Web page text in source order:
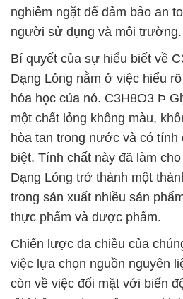
nghiêm ngặt để đảm bảo an
người sử dụng và môi trường.
Bí quyết của sự hiểu biết về
Dạng Lỏng nằm ở việc hiểu
hóa học của nó. C3H8O3 Þ
một chất lỏng không màu,
hòa tan trong nước và có tính
biệt. Tính chất này đã làm
Dạng Lỏng trở thành một
trong sản xuất nhiều sản
thực phẩm và dược phẩm.
Chiến lược đa chiều của
việc lựa chọn nguồn nguyên
còn về việc đối mặt với biến